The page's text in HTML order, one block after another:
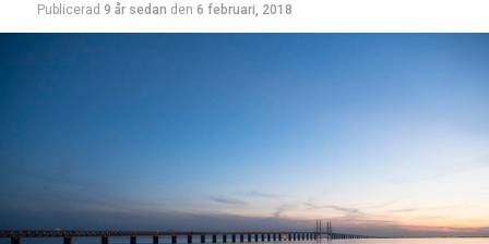
Publicerad 9 år sedan den 6 februari, 2018